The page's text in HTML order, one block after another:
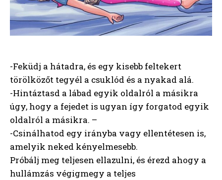
-Feküdj a hátadra, és egy kisebb feltekert
törölközőt tegyél a csuklód és a nyakad alá.
-Hintáztasd a lábad egyik oldalról a másikra
úgy, hogy a fejedet is ugyan így forgatod egyik
oldalról a másikra. –
-Csinálhatod egy irányba vagy ellentétesen is,
amelyik neked kényelmesebb.
Próbálj meg teljesen ellazulni, és érezd ahogy a
hullámzás végigmegy a teljes